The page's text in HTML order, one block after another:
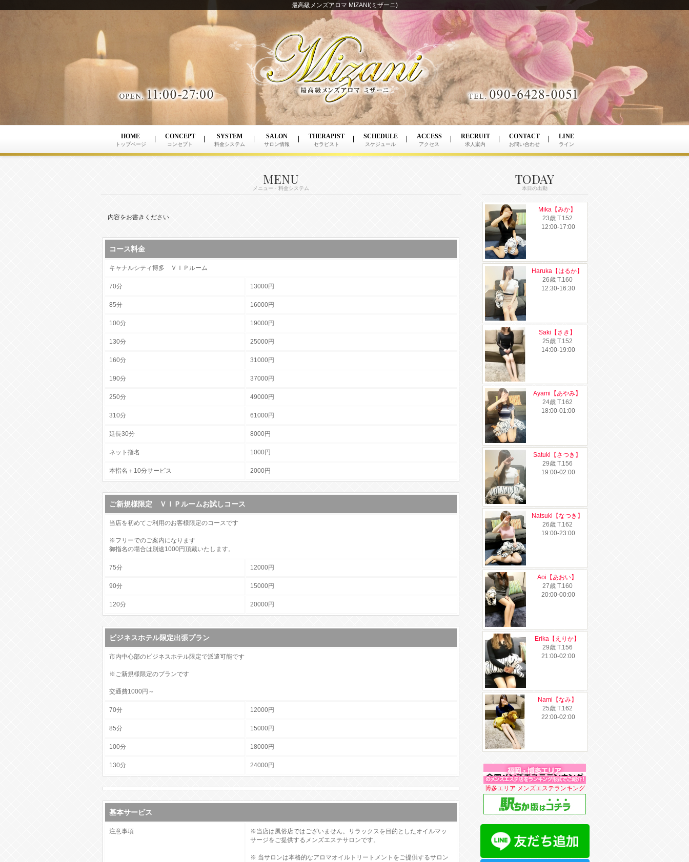
最高級メンズアロマ MIZANI(ミザーニ)
HOME
トップページ
CONCEPT
コンセプト
SYSTEM
料金システム
SALON
サロン情報
THERAPIST
セラピスト
SCHEDULE
スケジュール
ACCESS
アクセス
RECRUIT
求人案内
CONTACT
お問い合わせ
LINE
ライン
メ
ン
ズ
ア
ロ
マ
MIZANI(ミ
ザ
ー
ニ)
の
メ
ー・
料
金
シ
ス
テ
ム
MENU
メニュー・料金システム
内容をお書きください
コース料金
キャナルシティ博多 ＶＩＰルーム
70分 13000円
85分 16000円
100分 19000円
130分 25000円
160分 31000円
190分 37000円
250分 49000円
310分 61000円
延長30分 8000円
ネット指名 1000円
本指名＋10分サービス 2000円
ご新規様限定 ＶＩＰルームお試しコース
当店を初めてご利用のお客様限定のコースです
※フリーでのご案内になります
御指名の場合は別途1000円頂戴いたします。
75分 12000円
90分 15000円
120分 20000円
ビジネスホテル限定出張プラン
市内中心部のビジネスホテル限定で派遣可能です
※ご新規様限定のプランです
交通費1000円～
70分 12000円
85分 15000円
100分 18000円
130分 24000円
基本サービス
注意事項
※当店は風俗店ではございません。リラックスを目的としたオイルマッ
サージをご提供するメンズエステサロンです。
※ 当サロンは本格的なアロマオイルトリートメントをご提供するサロン
TODAY
本日の出勤
Mika【みか】
23歳 T.152
12:00-17:00
Haruka【はるか】
26歳 T.160
12:30-16:30
Saki【さき】
25歳 T.152
14:00-19:00
Ayami【あやみ】
24歳 T.162
18:00-01:00
Satuki【さつき】
29歳 T.156
19:00-02:00
Natsuki【なつき】
26歳 T.162
19:00-23:00
Aoi【あおい】
27歳 T.160
20:00-00:00
Erika【えりか】
29歳 T.156
21:00-02:00
Nami【なみ】
25歳 T.162
22:00-02:00
博多エリア メンズエステランキング